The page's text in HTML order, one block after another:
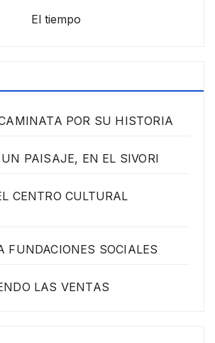
El tiempo
POR SU HISTORIA
PAISAJE, EN EL SIVORI
CENTRO CULTURAL
FUNDACIONES SOCIALES
LAS VENTAS